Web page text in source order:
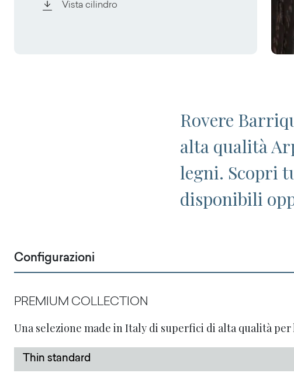
Vista cilindro
Rovere
alta qualità
legni. Scopri
disponibili
Configurazioni
PREMIUM COLLECTION
Una selezione made in Italy di superfici di alta qualità
Thin standard